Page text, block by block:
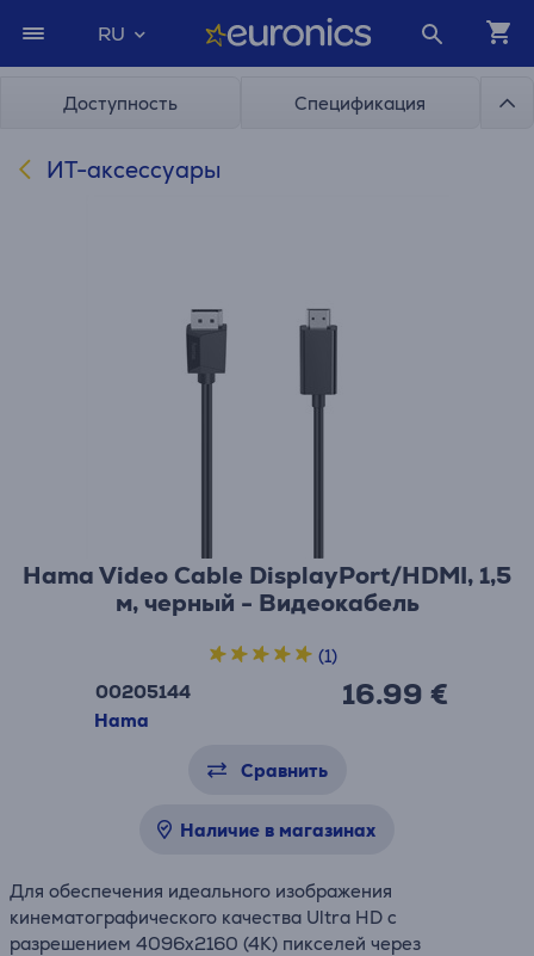
RU
Доступность Спецификация
ИТ-аксессуары
Hama Video Cable DisplayPort/HDMI, 1,5
м, черный - Видеокабель
00205144
Hama
16.99 €
(1)
Сравнить
Наличие в магазинах
Для обеспечения идеального изображения
кинематографического качества Ultra HD с
разрешением 4096x2160 (4K) пикселей через